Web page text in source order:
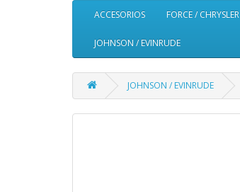
ACCESORIOS FORCE / CHRYSLER
JOHNSON / EVINRUDE
JOHNSON / EVINRUDE